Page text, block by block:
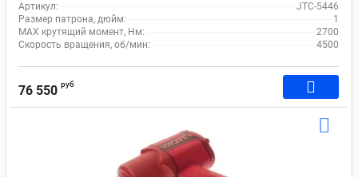
Артикул:
JTC-5446
Размер патрона, дюйм:
1
MAX крутящий момент, Нм:
2700
Скорость вращения, об/мин:
4500
76 550 руб